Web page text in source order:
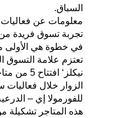
السباق.
معلومات عن فعاليات
تجربة تسوق فريدة
في خطوة هي الأولى
تعتزم علامة التسوق
نيكلز‘
الزوار خلال فعاليات
هذه المتاجر تشكيلة